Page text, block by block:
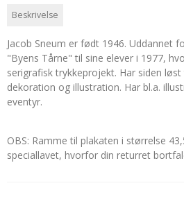
Beskrivelse
Jacob Sneum er født 1946. Uddannet
"Byens Tårne" til sine elever i 1977,
serigrafisk trykkeprojekt. Har siden
dekoration og illustration. Har bl.a.
eventyr.
OBS: Ramme til plakaten i størrelse
speciallavet, hvorfor din returret